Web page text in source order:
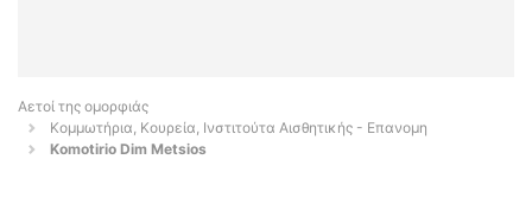
Αετοί της ομορφιάς
Κομμωτήρια, Κουρεία, Ινστιτούτα Αισθητικής - Επανομη
Komotirio Dim Metsios